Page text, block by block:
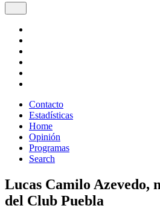
Contacto
Estadísticas
Home
Opinión
Programas
Search
Lucas Camilo Azevedo,
del Club Puebla